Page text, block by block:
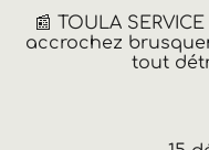
📰 TOULA
accrochez
tout